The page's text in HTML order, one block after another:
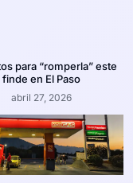
para “romperla” este
finde en El Paso
abril 27, 2026